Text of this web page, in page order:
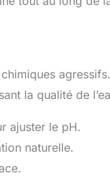
la qualité de
ajuster le pH.
naturelle.